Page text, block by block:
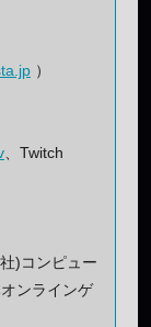
）
、Twitch
)コンピュー
ンラインゲ